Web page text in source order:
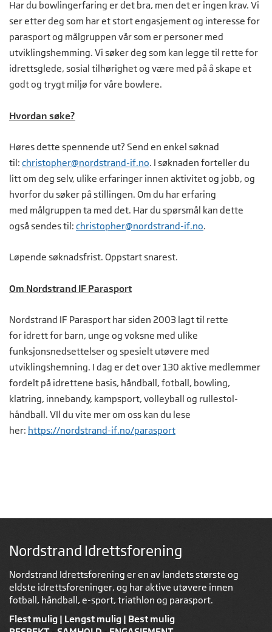
Har du bowlingerfaring er det bra, men det er ingen krav. Vi
ser etter deg som har et stort engasjement og interesse for
parasport og målgruppen vår som er personer med
utviklingshemming. Vi søker deg som kan legge til rette for
idrettsglede, sosial tilhørighet og være med på å skape et
godt og trygt miljø for våre bowlere.
Hvordan søke?
Høres dette spennende ut? Send en enkel søknad
til: christopher@nordstrand-if.no. I søknaden forteller du
litt om deg selv, ulike erfaringer innen aktivitet og jobb, og
hvorfor du søker på stillingen. Om du har erfaring
med målgruppen ta med det. Har du spørsmål kan dette
også sendes til: christopher@nordstrand-if.no.
Løpende søknadsfrist. Oppstart snarest.
Om Nordstrand IF Parasport
Nordstrand IF Parasport har siden 2003 lagt til rette
for idrett for barn, unge og voksne med ulike
funksjonsnedsettelser og spesielt utøvere med
utviklingshemning. I dag er det over 130 aktive medlemmer
fordelt på idrettene basis, håndball, fotball, bowling,
klatring, innebandy, kampsport, volleyball og rullestol-
håndball. VIl du vite mer om oss kan du lese
her: https://nordstrand-if.no/parasport
Nordstrand Idrettsforening
Nordstrand Idrettsforening er en av landets største og
eldste idrettsforeninger, og har aktive utøvere innen
fotball, håndball, e-sport, triathlon og parasport.
Flest mulig | Lengst mulig | Best mulig